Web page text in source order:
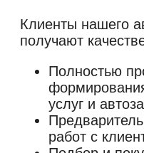
Клиенты нашего
Полностью
услуг и
работ с